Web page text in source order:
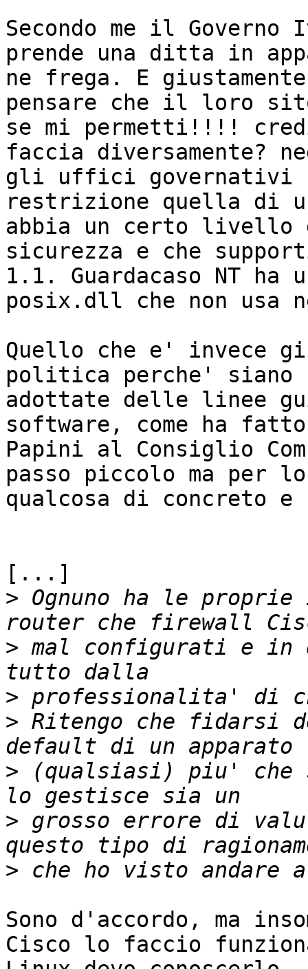
Secondo me il
prende una ditta in
ne frega. E
pensare che il loro
se mi permetti!!!!
faccia diversamente?
gli uffici governativi
restrizione quella di
abbia un certo
sicurezza e che
1.1. Guardacaso NT
posix.dll che non usa
Quello che e' invece
politica perche' siano
adottate delle linee
software, come ha
Papini al Consiglio
passo piccolo ma per
qualcosa di concreto e
[...]
> Ognuno ha le
> mal configurati e in
>
> Ritengo che fidarsi
> (qualsiasi) piu'
> grosso errore di
>
Sono d'accordo, ma
Cisco lo faccio